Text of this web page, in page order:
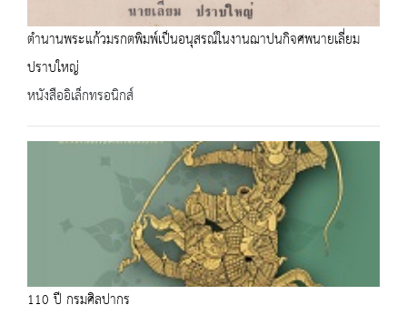
ตำนานพระแก้วมรกตพิมพ์เป็นอนุสรณ์ในงานฌาปนกิจศพนายเลี่ยม
ปราบใหญ่
หนังสืออิเล็กทรอนิกส์
110 ปี กรมศิลปากร